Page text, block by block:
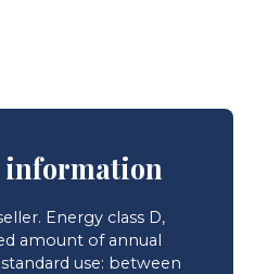
Energy class D,
amount of annual
use: between